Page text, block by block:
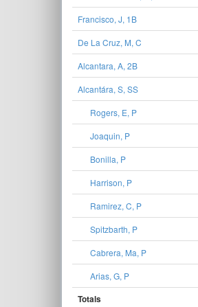
Francisco, J, 1B
De La Cruz, M, C
Alcantara, A, 2B
Alcantára, S, SS
Rogers, E, P
Joaquin, P
Bonilla, P
Harrison, P
Ramirez, C, P
Spitzbarth, P
Cabrera, Ma, P
Arias, G, P
Totals